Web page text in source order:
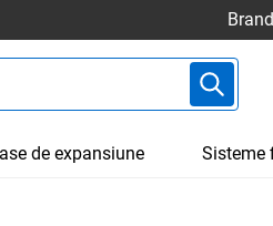
de expansiune Sisteme